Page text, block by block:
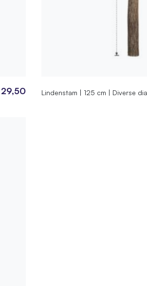
29,50 Lindenstam | 125 cm | Diverse